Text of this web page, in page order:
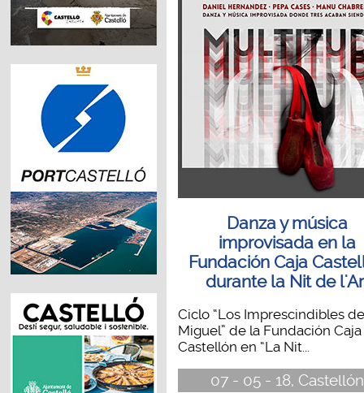
Danza y música
improvisada en la
Fundación Caja
durante la Nit de
Ciclo “Los Imprescindibles
Miguel” de la Fundación Caja
Castellón en “La Nit...
07 - 05 - 18, Castellón